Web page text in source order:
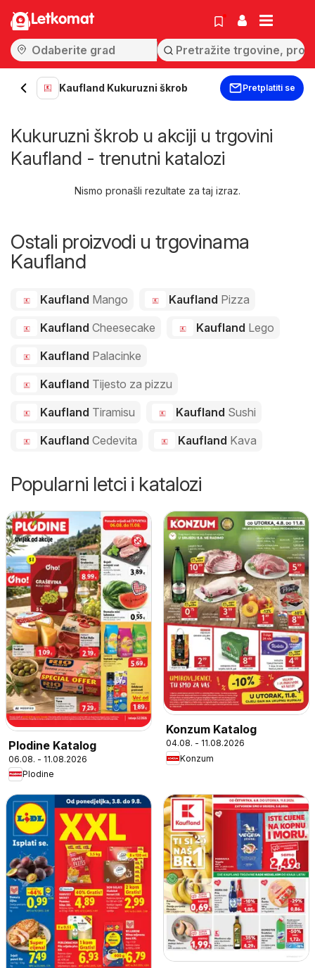
Letkomat
Kaufland Kukuruzni škrob Pretplatiti se
Kukuruzni škrob u akciji u trgovini
Kaufland - trenutni katalozi
Nismo pronašli rezultate za taj izraz.
Ostali proizvodi u trgovinama
Kaufland
Kaufland Mango Kaufland Pizza
Kaufland Cheesecake Kaufland Lego
Kaufland Palacinke
Kaufland Tijesto za pizzu
Kaufland Tiramisu Kaufland Sushi
Kaufland Cedevita Kaufland Kava
Popularni letci i katalozi
Plodine Katalog
06.08. - 11.08.2026
Plodine
Konzum Katalog
04.08. - 11.08.2026
Konzum